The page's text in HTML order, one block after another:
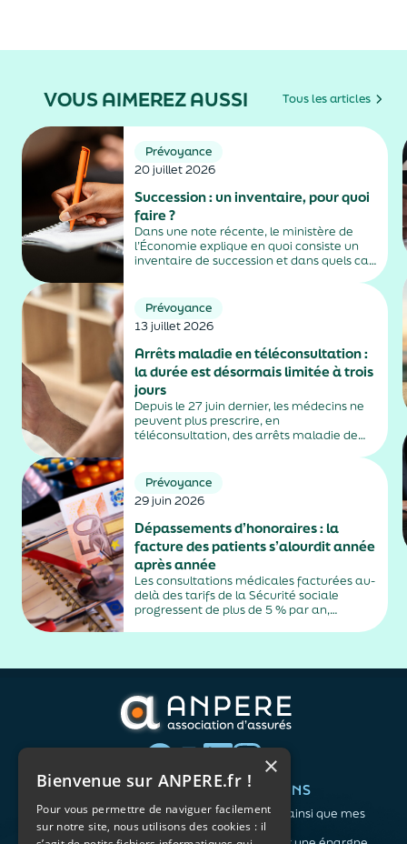
VOUS AIMEREZ AUSSI Tous les articles
Prévoyance
20 juillet 2026
Succession : un inventaire, pour quoi
faire ?
Dans une note récente, le ministère de
l’Économie explique en quoi consiste un
inventaire de succession et dans quels cas
Prévoyance
13 juillet 2026
Arrêts maladie en téléconsultation :
la durée est désormais limitée à trois
jours
Depuis le 27 juin dernier, les médecins ne
peuvent plus prescrire, en
téléconsultation, des arrêts maladie de
sociales et fiscales, s'inscrit dans un
durcissement plus...
Prévoyance
29 juin 2026
Dépassements d’honoraires : la
facture des patients s’alourdit année
après année
Les consultations médicales facturées au-
delà des tarifs de la Sécurité sociale
progressent de plus de 5 % par an,
alimentés par la montée en puissance des
QUI SOMMES-NOUS ?
L'association
Notre organisation
VOS BESOINS
Me protéger ainsi que mes
proches
×
Bienvenue sur ANPERE.fr !
Pour vous permettre de naviguer facilement
sur notre site, nous utilisons des cookies : il